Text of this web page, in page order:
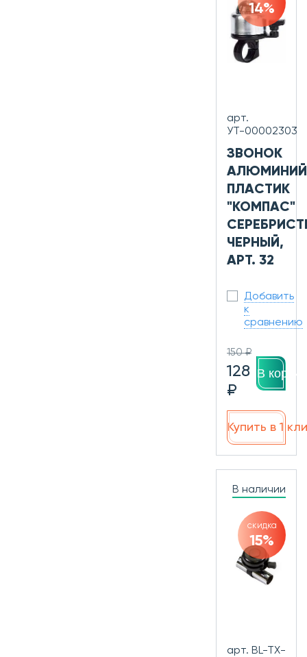
14%
арт.
УТ-00002303
ЗВОНОК
ПЛАСТИК
"КОМПАС"
ЧЕРНЫЙ,
АРТ. 32
Добавить
к
сравнению
150 ₽
128
₽
В
Купить в 1
В наличии
скидка
15%
арт. BL-TX-